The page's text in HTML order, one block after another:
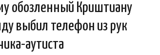
обозленный Криштиану
выбил телефон из рук
аутиста